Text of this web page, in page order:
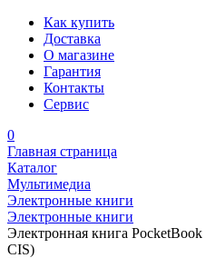
Как купить
Доставка
О магазине
Гарантия
Контакты
Сервис
0
Главная страница
Каталог
Мультимедиа
Электронные книги
Электронные книги
Электронная книга
CIS)